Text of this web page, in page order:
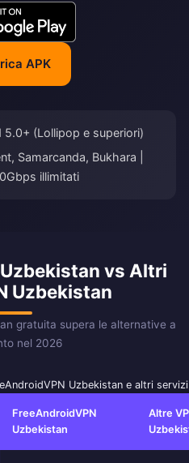
APK
(Lollipop e superiori)
Samarcanda, Bukhara |
illimitati
vs Altri
Uzbekistan
gratuita supera le alternative a
nel 2026
Uzbekistan e altri
FreeAndroidVPN
Uzbekistan
Altre